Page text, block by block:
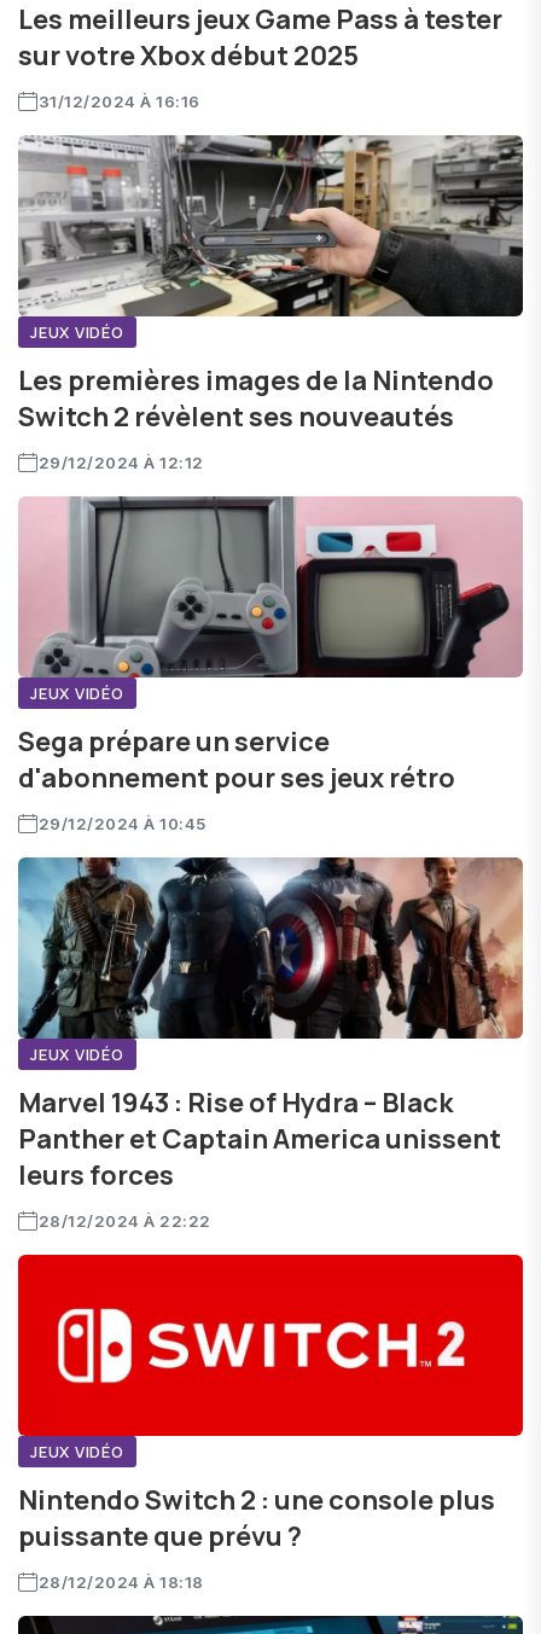
Les meilleurs jeux Game Pass à tester
sur votre Xbox début 2025
31/12/2024 À 16:16
JEUX VIDÉO
Les premières images de la Nintendo
Switch 2 révèlent ses nouveautés
29/12/2024 À 12:12
JEUX VIDÉO
Sega prépare un service
d'abonnement pour ses jeux rétro
29/12/2024 À 10:45
JEUX VIDÉO
Marvel 1943 : Rise of Hydra – Black
Panther et Captain America unissent
leurs forces
28/12/2024 À 22:22
JEUX VIDÉO
Nintendo Switch 2 : une console plus
puissante que prévu ?
28/12/2024 À 18:18